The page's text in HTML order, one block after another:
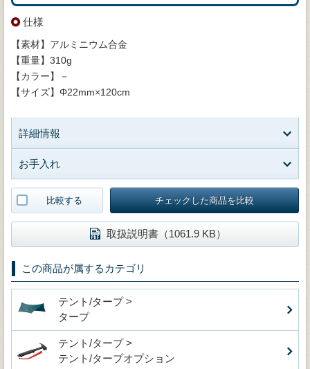
仕様
【素材】アルミニウム合金
【重量】310g
【カラー】－
【サイズ】Φ22mm×120cm
詳細情報
お手入れ
比較する チェックした商品を比較
取扱説明書（1061.9 KB）
この商品が属するカテゴリ
テント/タープ >
タープ
テント/タープ >
テント/タープオプション